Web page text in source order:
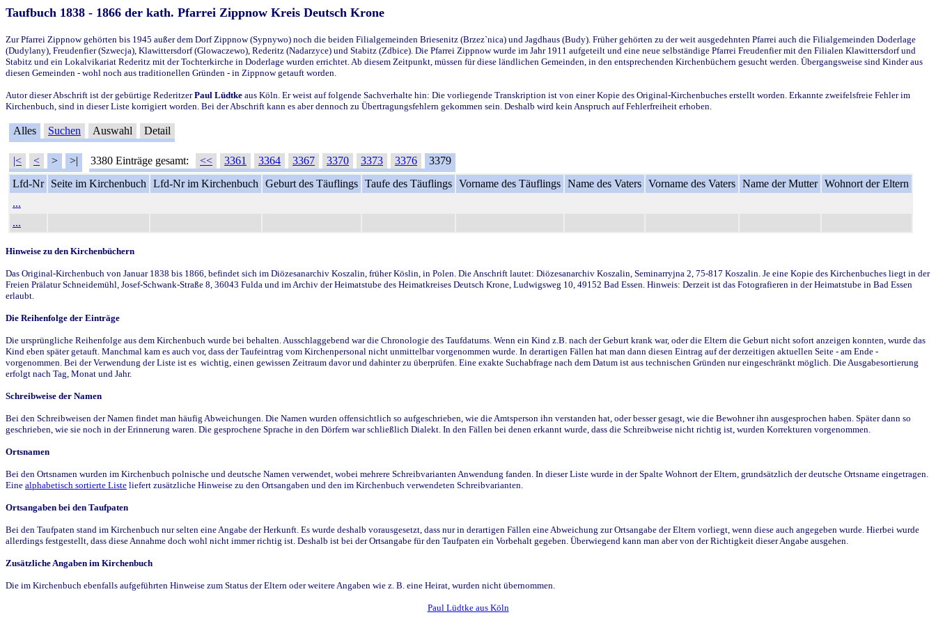
Taufbuch 1838 - 1866 der kath. Pfarrei Zippnow Kreis Deutsch Krone
Zur Pfarrei Zippnow gehörten bis 1945 außer dem Dorf Zippnow (Sypnywo) noch die beiden Filialgemeinden Briesenitz (Brzez`nica) und Jagdhaus (Budy). Früher gehörten zu der weit ausgedehnten Pfarrei auch die Filialgemeinden Doderlage
(Dudylany), Freudenfier (Szwecja), Klawittersdorf (Glowaczewo), Rederitz (Nadarzyce) und Stabitz (Zdbice). Die Pfarrei Zippnow wurde im Jahr 1911 aufgeteilt und eine neue selbständige Pfarrei Freudenfier mit den Filialen Klawittersdorf und
Stabitz und ein Lokalvikariat Rederitz mit der Tochterkirche in Doderlage wurden errichtet. Ab diesem Zeitpunkt, müssen für diese ländlichen Gemeinden, in den entsprechenden Kirchenbüchern gesucht werden. Übergangsweise sind Kinder aus
diesen Gemeinden - wohl noch aus traditionellen Gründen - in Zippnow getauft worden.
Autor dieser Abschrift ist der gebürtige RederitzerPaul Lüdtke aus Köln. Er weist auf folgende Sachverhalte hin: Die vorliegende Transkription ist von einer Kopie des Original-Kirchenbuches erstellt worden. Erkannte zweifelsfreie Fehler im
Kirchenbuch, sind in dieser Liste korrigiert worden. Bei der Abschrift kann es aber dennoch zu Übertragungsfehlern gekommen sein. Deshalb wird kein Anspruch auf Fehlerfreiheit erhoben.
Alles Suchen Auswahl Detail
|< < > >| 3380 Einträge gesamt: << 3361 3364 3367 3370 3373 3376
3379
Lfd-Nr
Seite im Kirchenbuch Lfd-Nr im Kirchenbuch Geburt des Täuflings Taufe des Täuflings Vorname des Täuflings Name des Vaters Vorname des Vaters Name der Mutter Wohnort der Eltern
...
...
Hinweise zu den Kirchenbüchern
Das Original-Kirchenbuch von Januar 1838 bis 1866, befindet sich im Diözesanarchiv Koszalin, früher Köslin, in Polen. Die Anschrift lautet: Diözesanarchiv Koszalin, Seminarryjna 2, 75-817 Koszalin. Je eine Kopie des Kirchenbuches liegt in der
Freien Prälatur Schneidemühl, Josef-Schwank-Straße 8, 36043 Fulda und im Archiv der Heimatstube des Heimatkreises Deutsch Krone, Ludwigsweg 10, 49152 Bad Essen. Hinweis: Derzeit ist das Fotografieren in der Heimatstube in Bad Essen
erlaubt.
Die Reihenfolge der Einträge
Die ursprüngliche Reihenfolge aus dem Kirchenbuch wurde bei behalten. Ausschlaggebend war die Chronologie des Taufdatums. Wenn ein Kind z.B. nach der Geburt krank war, oder die Eltern die Geburt nicht sofort anzeigen konnten, wurde das
Kind eben später getauft. Manchmal kam es auch vor, dass der Taufeintrag vom Kirchenpersonal nicht unmittelbar vorgenommen wurde. In derartigen Fällen hat man dann diesen Eintrag auf der derzeitigen aktuellen Seite - am Ende -
vorgenommen. Bei der Verwendung der Liste ist es wichtig, einen gewissen Zeitraum davor und dahinter zu überprüfen. Eine exakte Suchabfrage nach dem Datum ist aus technischen Gründen nur eingeschränkt möglich. Die Ausgabesortierung
erfolgt nach Tag, Monat und Jahr.
Schreibweise der Namen
Bei den Schreibweisen der Namen findet man häufig Abweichungen. Die Namen wurden offensichtlich so aufgeschrieben, wie die Amtsperson ihn verstanden hat, oder besser gesagt, wie die Bewohner ihn ausgesprochen haben. Später dann so
geschrieben, wie sie noch in der Erinnerung waren. Die gesprochene Sprache in den Dörfern war schließlich Dialekt. In den Fällen bei denen erkannt wurde, dass die Schreibweise nicht richtig ist, wurden Korrekturen vorgenommen.
Ortsnamen
Bei den Ortsnamen wurden im Kirchenbuch polnische und deutsche Namen verwendet, wobei mehrere Schreibvarianten Anwendung fanden. In dieser Liste wurde in der Spalte Wohnort der Eltern, grundsätzlich der deutsche Ortsname eingetragen.
Eine alphabetisch sortierte Liste liefert zusätzliche Hinweise zu den Ortsangaben und den im Kirchenbuch verwendeten Schreibvarianten.
Ortsangaben bei den Taufpaten
Bei den Taufpaten stand im Kirchenbuch nur selten eine Angabe der Herkunft. Es wurde deshalb vorausgesetzt, dass nur in derartigen Fällen eine Abweichung zur Ortsangabe der Eltern vorliegt, wenn diese auch angegeben wurde. Hierbei wurde
allerdings festgestellt, dass diese Annahme doch wohl nicht immer richtig ist. Deshalb ist bei der Ortsangabe für den Taufpaten ein Vorbehalt gegeben. Überwiegend kann man aber von der Richtigkeit dieser Angabe ausgehen.
Zusätzliche Angaben im Kirchenbuch
Die im Kirchenbuch ebenfalls aufgeführten Hinweise zum Status der Eltern oder weitere Angaben wie z. B. eine Heirat, wurden nicht übernommen.
Paul Lüdtke aus Köln